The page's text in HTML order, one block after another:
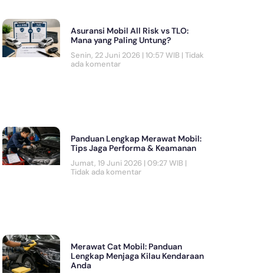
Asuransi Mobil All Risk vs TLO:
Mana yang Paling Untung?
Senin, 22 Juni 2026 | 10:57 WIB Tidak
ada komentar
Panduan Lengkap Merawat Mobil:
Tips Jaga Performa & Keamanan
Jumat, 19 Juni 2026 | 09:27 WIB
Tidak ada komentar
Merawat Cat Mobil: Panduan
Lengkap Menjaga Kilau Kendaraan
Anda